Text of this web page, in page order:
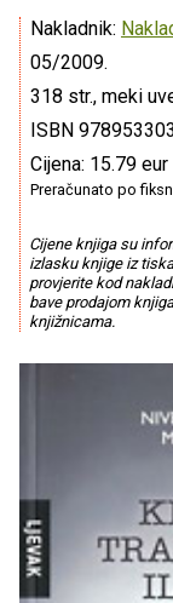
Nakladnik:
05/2009.
318 str., meki
ISBN
Cijena: 15.79 eur
Preračunato po
Cijene knjiga su
izlasku knjige iz
provjerite kod
bave prodajom
knjižnicama.